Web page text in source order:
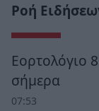
Ροή
Εορτολόγιο
σήμερα
07:53